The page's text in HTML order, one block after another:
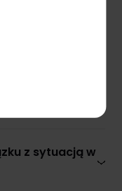
z sytuacją w